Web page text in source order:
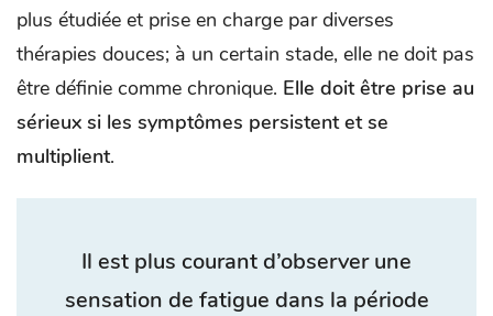
plus étudiée et prise en charge par diverses
thérapies douces; à un certain stade, elle ne doit pas
être définie comme chronique. Elle doit être prise au
sérieux si les symptômes persistent et se
multiplient.
Il est plus courant d’observer une
sensation de fatigue dans la période